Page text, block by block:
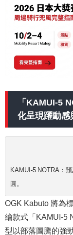
「KAMUI-5
化呈現躍動感
KAMUI-5 NOTRA：
圓。
OGK Kabuto 將為
繪款式「KAMUI-5
型以部落圖騰的強